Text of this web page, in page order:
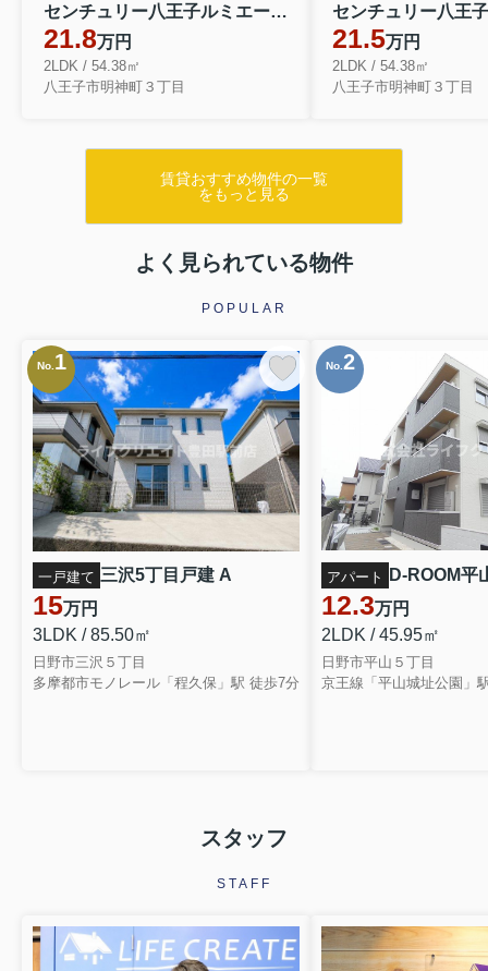
センチュリー八王子ルミエール 1104
21.8万円
2LDK / 54.38㎡
八王子市明神町３丁目
21.5万円
2LDK / 54.38㎡
八王子市明神町３丁目
賃貸おすすめ物件の一覧
をもっと見る
よく見られている物件
POPULAR
No. 1
一戸建て 三沢5丁目戸建 A
15万円
3LDK / 85.50㎡
日野市三沢５丁目
多摩都市モノレール「程久保」駅 徒歩7分
No. 2
アパート D-ROOM平
12.3万円
2LDK / 45.95㎡
日野市平山５丁目
京王線「平山城址公園」
スタッフ
STAFF